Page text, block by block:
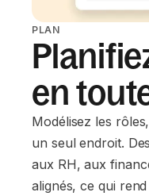
PLAN
en
Modélisez les
un seul endroit.
aux RH, aux
alignés, ce qui